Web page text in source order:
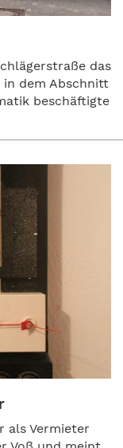
das
dem Abschnitt
beschäftigte
als Vermieter